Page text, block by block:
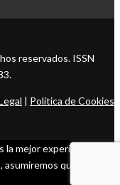
reservados. ISSN
| Política de Cookies
mejor experiencia en
que estás